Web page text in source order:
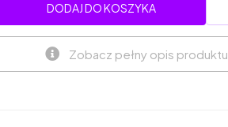
DODAJ DO KOSZYKA
Zobacz pełny opis produktu